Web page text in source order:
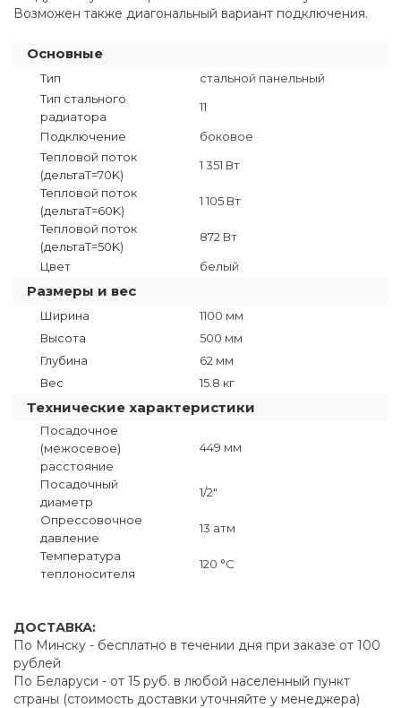
Возможен также диагональный вариант подключения.
Основные
Тип
стальной панельный
Тип стального
радиатора
11
Подключение
боковое
Тепловой поток
(дельтаT=70K)
1 351 Вт
Тепловой поток
(дельтаТ=60K)
1 105 Вт
Тепловой поток
(дельтаТ=50K)
872 Вт
Цвет белый
Размеры и вес
Ширина
1100 мм
Высота
500 мм
Глубина
62 мм
Вес
15.8 кг
Технические характеристики
Посадочное
(межосевое)
расстояние
449 мм
Посадочный
диаметр
1/2"
Опрессовочное
давление
13 атм
Температура
теплоносителя
120 °C
ДОСТАВКА:
По Минску - бесплатно в течении дня при заказе от 100
рублей
По Беларуси - от 15 руб. в любой населенный пункт
страны (стоимость доставки уточняйте у менеджера)